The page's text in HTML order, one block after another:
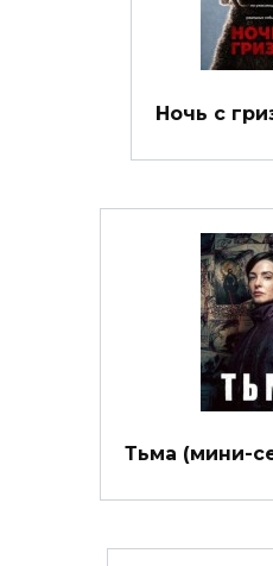
Ночь с
Тьма (мини-